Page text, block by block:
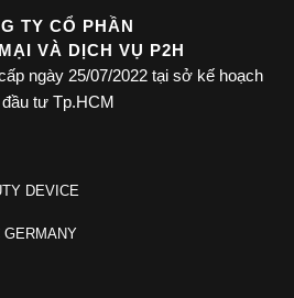
TY CỔ PHẦN
VÀ DỊCH VỤ P2H
ngày 25/07/2022 tại sở kế hoạch
tư Tp.HCM
DEVICE
GERMANY